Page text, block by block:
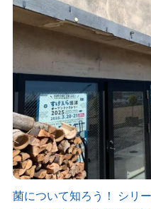
菌について知ろう！ シリ